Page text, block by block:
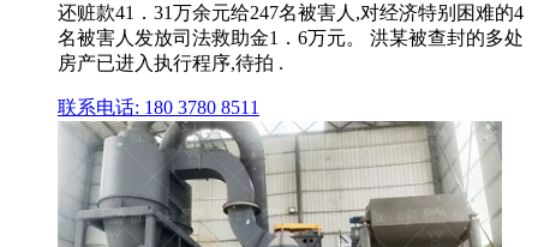
还赃款41．31万余元给247名被害人,对经济特别困难的4
名被害人发放司法救助金1．6万元。 洪某被查封的多处
房产已进入执行程序,待拍 .
联系电话: 180 3780 8511